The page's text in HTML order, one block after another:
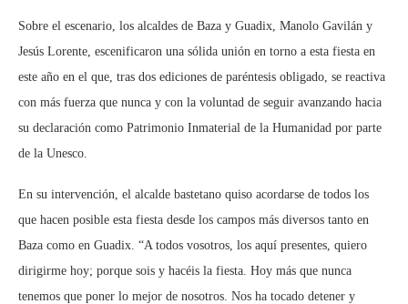
Sobre el escenario, los alcaldes de Baza y Guadix, Manolo Gavilán y
Jesús Lorente, escenificaron una sólida unión en torno a esta fiesta en
este año en el que, tras dos ediciones de paréntesis obligado, se reactiva
con más fuerza que nunca y con la voluntad de seguir avanzando hacia
su declaración como Patrimonio Inmaterial de la Humanidad por parte
de la Unesco.
En su intervención, el alcalde bastetano quiso acordarse de todos los
que hacen posible esta fiesta desde los campos más diversos tanto en
Baza como en Guadix. “A todos vosotros, los aquí presentes, quiero
dirigirme hoy; porque sois y hacéis la fiesta. Hoy más que nunca
tenemos que poner lo mejor de nosotros. Nos ha tocado detener y